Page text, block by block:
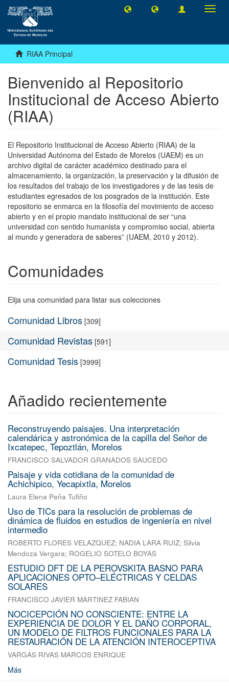
RIAA Principal
Bienvenido al Repositorio
Institucional de Acceso Abierto
(RIAA)
El Repositorio Institucional de Acceso Abierto (RIAA) de la
Universidad Autónoma del Estado de Morelos (UAEM) es un
archivo digital de carácter académico destinado para el
almacenamiento, la organización, la preservación y la difusión de
los resultados del trabajo de los investigadores y de las tesis de
estudiantes egresados de los posgrados de la institución. Este
repositorio se enmarca en la filosofía del movimiento de acceso
abierto y en el propio mandato institucional de ser “una
universidad con sentido humanista y compromiso social, abierta
al mundo y generadora de saberes” (UAEM, 2010 y 2012).
Comunidades
Elija una comunidad para listar sus colecciones
Comunidad Libros [309]
Comunidad Revistas [591]
Comunidad Tesis [3999]
Añadido recientemente
Reconstruyendo paisajes. Una interpretación
calendárica y astronómica de la capilla del Señor de
Ixcatepec, Tepoztlán, Morelos
FRANCISCO SALVADOR GRANADOS SAUCEDO
Paisaje y vida cotidiana de la comunidad de
Achichipico, Yecapixtla, Morelos
Laura Elena Peña Tufiño
Uso de TICs para la resolución de problemas de
dinámica de fluidos en estudios de ingeniería en nivel
intermedio
ROBERTO FLORES VELAZQUEZ; NADIA LARA RUIZ; Silvia
Mendoza Vergara; ROGELIO SOTELO BOYAS
ESTUDIO DFT DE LA PEROVSKITA BASNO PARA
APLICACIONES OPTO–ELÉCTRICAS Y CELDAS
SOLARES
FRANCISCO JAVIER MARTINEZ FABIAN
NOCICEPCIÓN NO CONSCIENTE: ENTRE LA
EXPERIENCIA DE DOLOR Y EL DAÑO CORPORAL,
UN MODELO DE FILTROS FUNCIONALES PARA LA
RESTAURACIÓN DE LA ATENCIÓN INTEROCEPTIVA
VARGAS RIVAS MARCOS ENRIQUE
Más